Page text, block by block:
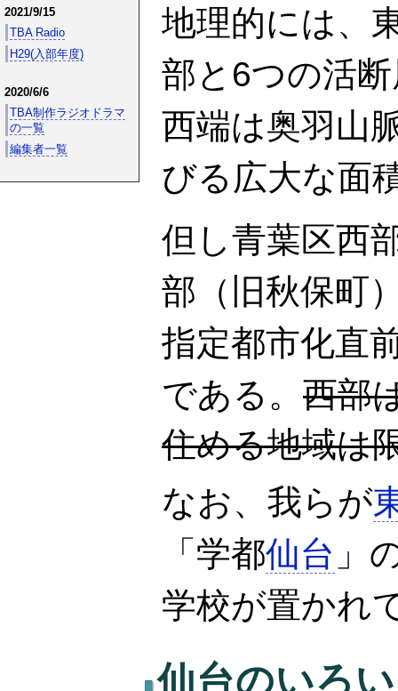
地理的には、
部と6つの活
西端は奥羽山
びる広大な面
但し青葉区西
部（旧秋保町
指定都市化直
である。 西部
住める地域は
なお、我らが
「学都仙台 」
学校が置かれ
仙台のいろ
2021/9/15
TBA Radio
H29(入部年度)
2020/6/6
TBA制作ラジオドラマ
の一覧
編集者一覧